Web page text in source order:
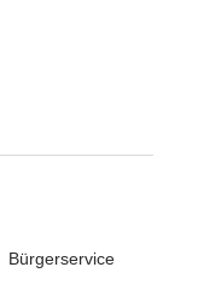
Bürgerservice